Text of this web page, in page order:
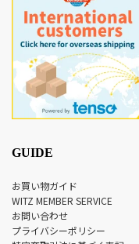
GUIDE
お買い物ガイド
WITZ MEMBER SERVICE
お問い合わせ
プライバシーポリシー